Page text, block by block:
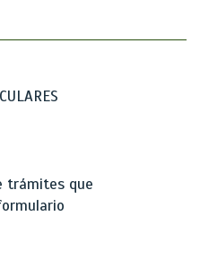
trámites que